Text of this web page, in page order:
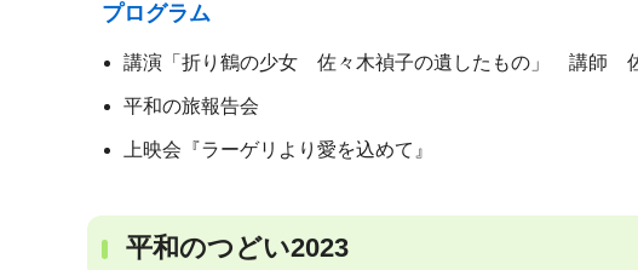
プログラム
講演「折り鶴の少女 佐々木禎子の遺したもの」 講師
平和の旅報告会
上映会『ラーゲリより愛を込めて』
平和のつどい2023